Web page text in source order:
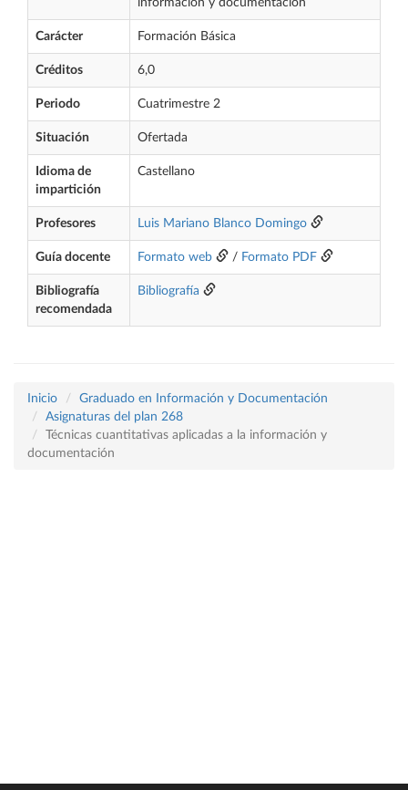
información y documentación
Carácter Formación Básica
Créditos 6,0
Periodo Cuatrimestre 2
Situación Ofertada
Idioma de
impartición
Castellano
Profesores Luis Mariano Blanco Domingo
Guía docente Formato web / Formato PDF
Bibliografía
recomendada
Bibliografía
Inicio
Graduado en Información y Documentación
Asignaturas del plan 268
Técnicas cuantitativas aplicadas a la información y
documentación